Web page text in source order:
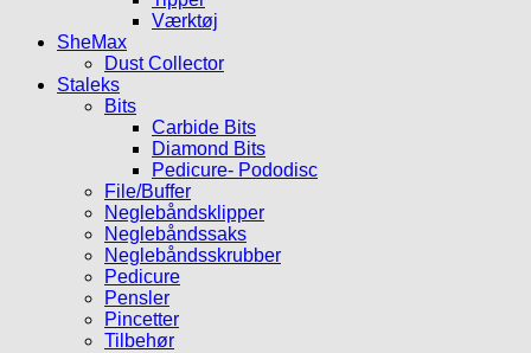
Værktøj
SheMax
Dust Collector
Staleks
Bits
Carbide Bits
Diamond Bits
Pedicure- Pododisc
File/Buffer
Neglebåndsklipper
Neglebåndssaks
Neglebåndsskrubber
Pedicure
Pensler
Pincetter
Tilbehør